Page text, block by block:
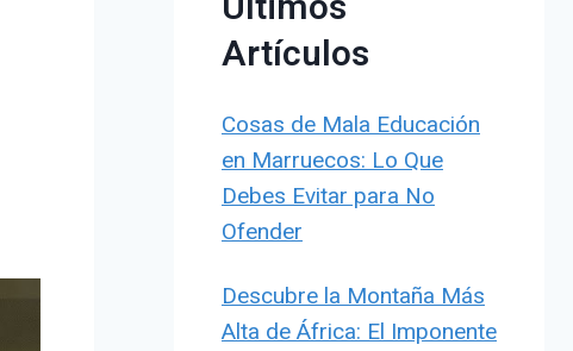
Artículos
Cosas de Mala Educación
en Marruecos: Lo Que
Debes Evitar para No
Ofender
Descubre la Montaña Más
Alta de África: El Imponente